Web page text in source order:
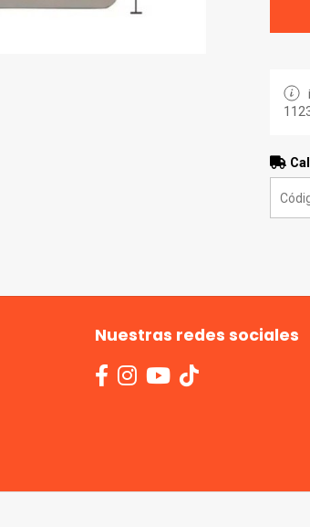
Nuestras redes sociales